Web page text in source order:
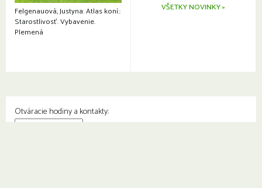
Felgenauová, Justyna: Atlas koní.:
Starostlivosť. Vybavenie.
Plemená
VŠETKY NOVINKY »
Otváracie hodiny a kontakty: